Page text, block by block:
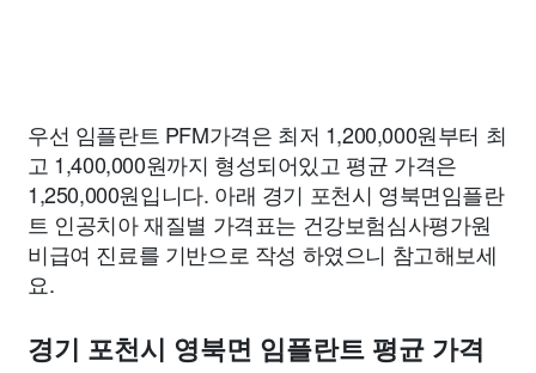
우선 임플란트 PFM가격은 최저 1,200,000원부터 최
고 1,400,000원까지 형성되어있고 평균 가격은
1,250,000원입니다. 아래 경기 포천시 영북면임플란
트 인공치아 재질별 가격표는 건강보험심사평가원
비급여 진료를 기반으로 작성 하였으니 참고해보세
요.
경기 포천시 영북면 임플란트 평균 가격